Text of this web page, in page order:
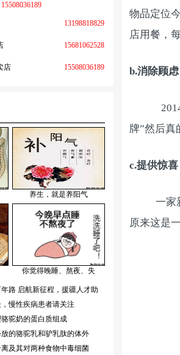
15508036189
13198818829
15681062528
店 15508036189
养生，就是养阳气
你觉得晚睡、熬夜、失
路 启航新征程，援疆人才助
慢性疾病患者请关注
驼奶的蛋白质组成
的骆驼乳和驴乳肽的体外
及其对两种食物中毒细菌
物品定位
店用餐，
b.消除顾虑
牌”然后真
c.提供惊喜
一家
原来这是